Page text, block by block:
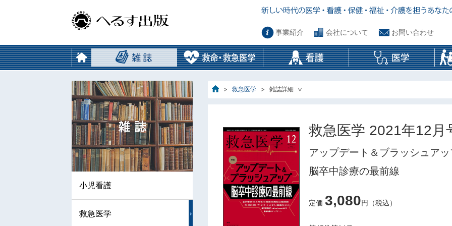
事業紹介 会社について お問い合わせ
救急医学 雑誌詳細
救急医学 2021年12月
アップデート＆ブラッシュア
脳卒中診療の最前線
定価 3,080円（税込）
小児看護
救急医学